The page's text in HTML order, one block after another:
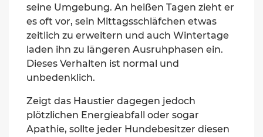
seine Umgebung. An heißen Tagen zieht er
es oft vor, sein Mittagsschläfchen etwas
zeitlich zu erweitern und auch Wintertage
laden ihn zu längeren Ausruhphasen ein.
Dieses Verhalten ist normal und
unbedenklich.
Zeigt das Haustier dagegen jedoch
plötzlichen Energieabfall oder sogar
Apathie, sollte jeder Hundebesitzer diesen